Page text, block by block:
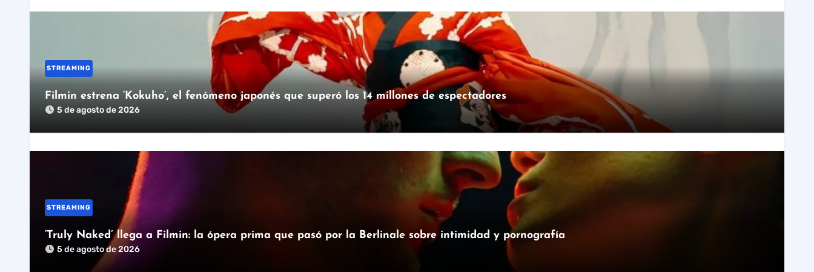
STREAMING
Filmin estrena ‘Kokuho’, el fenómeno japonés que superó los 14 millones de espectadores
5 de agosto de 2026
STREAMING
‘Truly Naked’ llega a Filmin: la ópera prima que pasó por la Berlinale sobre intimidad y pornografía
5 de agosto de 2026